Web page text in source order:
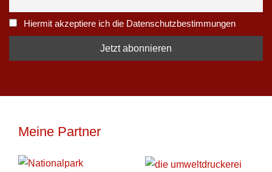
Hiermit akzeptiere ich die Datenschutzbestimmungen
Meine Partner